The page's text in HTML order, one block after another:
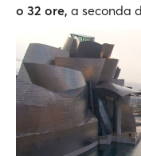
o 32 ore, a seconda